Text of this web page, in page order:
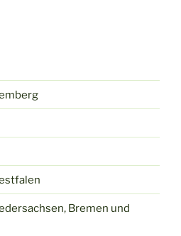
Bremen und